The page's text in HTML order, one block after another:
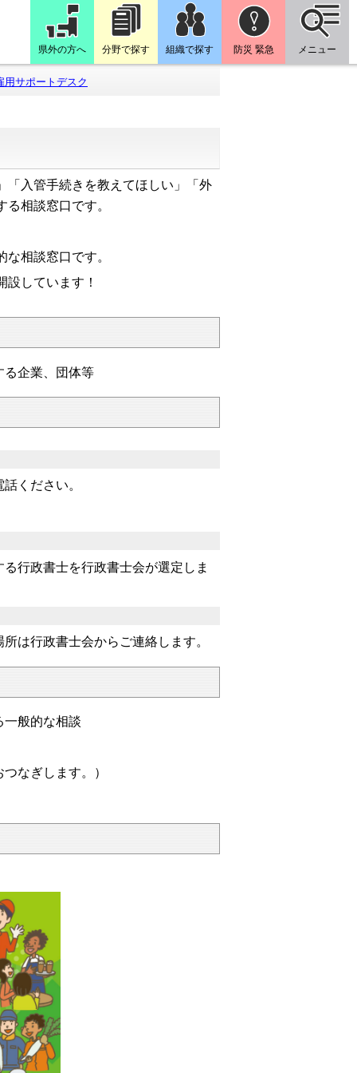
県外の方へ 分野で探す 組織で探す 防災 緊急 メニュー
用サポートデスク
入管手続きを教えてほしい」「外
相談窓口です。
相談窓口です。
設しています！
る企業、団体等
話ください。
政書士を行政書士会が選定しま
行政書士会からご連絡します。
一般的な相談
なぎします。）